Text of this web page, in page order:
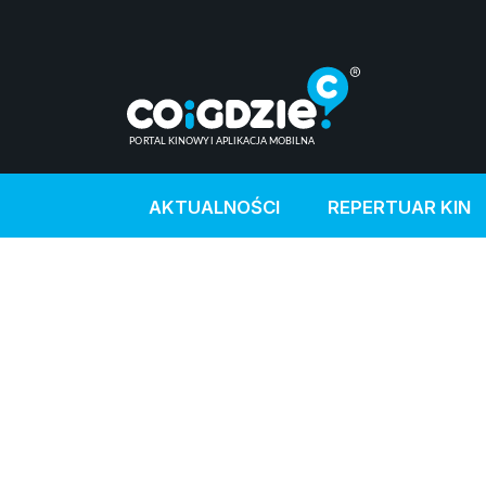
AKTUALNOŚCI REPERTUAR KIN